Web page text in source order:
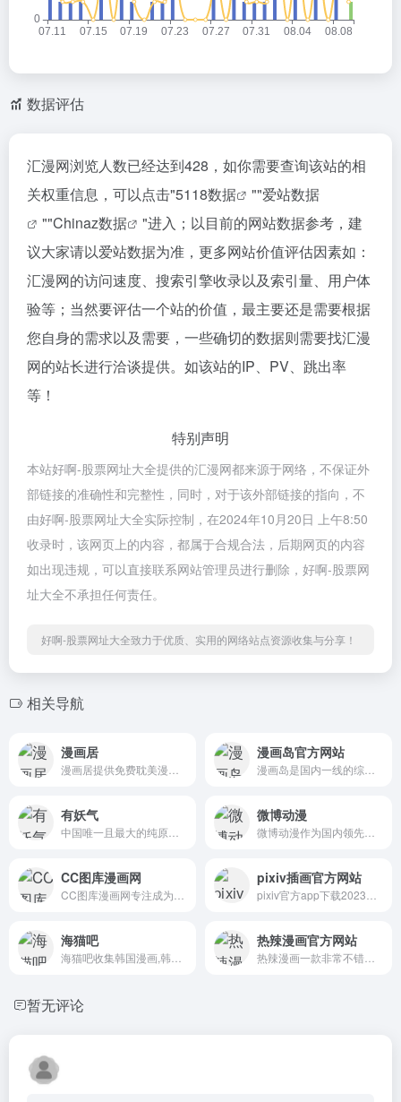
数据评估
汇漫网浏览人数已经达到428，如你需要查询该站的相
关权重信息，可以点击"5118数据 ""爱站数据
""Chinaz数据
"进入；以目前的网站数据参考，建
议大家请以爱站数据为准，更多网站价值评估因素如：
汇漫网的访问速度、搜索引擎收录以及索引量、用户体
验等；当然要评估一个站的价值，最主要还是需要根据
您自身的需求以及需要，一些确切的数据则需要找汇漫
网的站长进行洽谈提供。如该站的IP、PV、跳出率
等！
特别声明
本站好啊-股票网址大全提供的汇漫网都来源于网络，不保证外
部链接的准确性和完整性，同时，对于该外部链接的指向，不
由好啊-股票网址大全实际控制，在2024年10月20日 上午8:50
收录时，该网页上的内容，都属于合规合法，后期网页的内容
如出现违规，可以直接联系网站管理员进行删除，好啊-股票网
址大全不承担任何责任。
好啊-股票网址大全致力于优质、实用的网络站点资源收集与分享！
相关导航
漫画居 漫画岛官方网站
有妖气 微博动漫
CC图库漫画网 pixiv插画官方网站
海猫吧 热辣漫画官方网站
暂无评论